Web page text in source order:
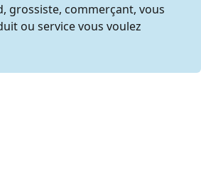
grossiste, commerçant, vous
ou service vous voulez